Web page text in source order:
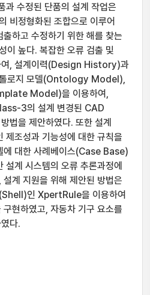
과 수정된 단품의 설계 작업은
비정형화된 조합으로 이루어
하고 수정하기 위한 해를 찾는
이 높다. 복잡한 오류 검출 및
여, 설계이력(Design History)과
톨로지 모델(Ontology Model),
Model)을 이용하여,
3의 설계 변경된 CAD
법을 제안하였다. 또한 설계
제조성과 기능성에 대한 규칙을
에 대한 사례베이스(Case Base)
설계 시스템의 오류 추론과정에
계 지원을 위해 제안된 방법은
인 XpertRule을 이용하여
현하였고, 자동차 기구 요소를
다.